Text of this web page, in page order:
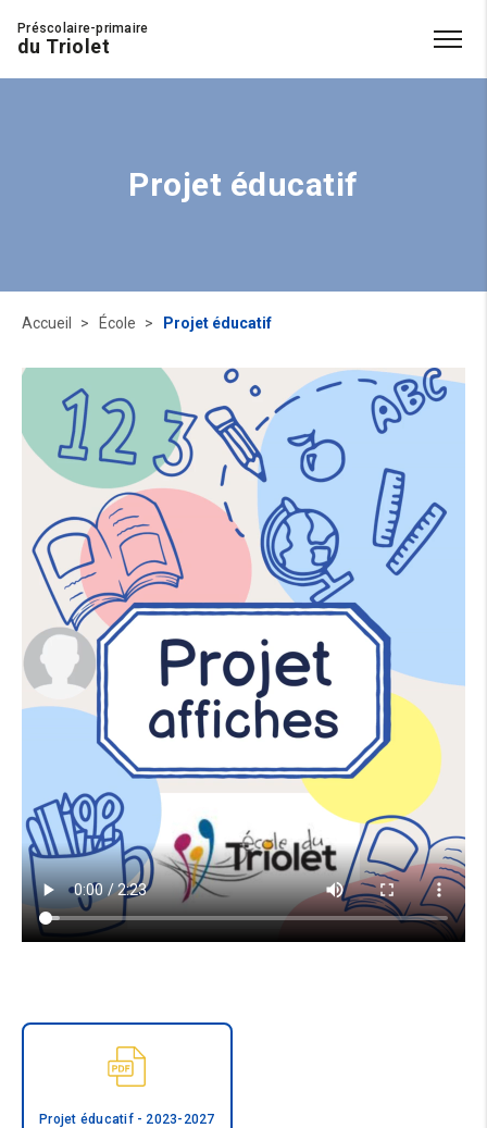
Préscolaire-primaire
du Triolet
Projet éducatif
Accueil École Projet éducatif
Projet éducatif - 2023-2027